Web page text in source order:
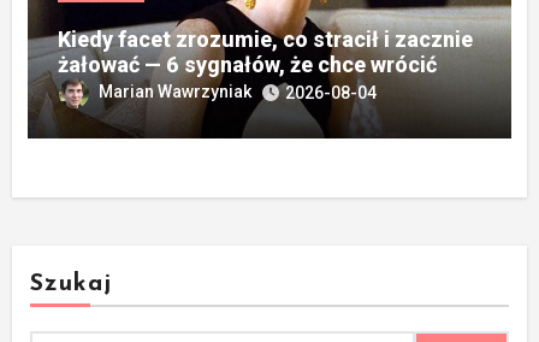
Kiedy facet zrozumie, co stracił i zacznie
żałować — 6 sygnałów, że chce wrócić
Marian Wawrzyniak 2026-08-04
Szukaj